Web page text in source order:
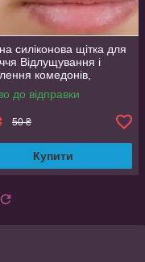
силіконова щітка для
Відлущування і
комедонів,
поверхня
до відправки
50 ₴
Купити